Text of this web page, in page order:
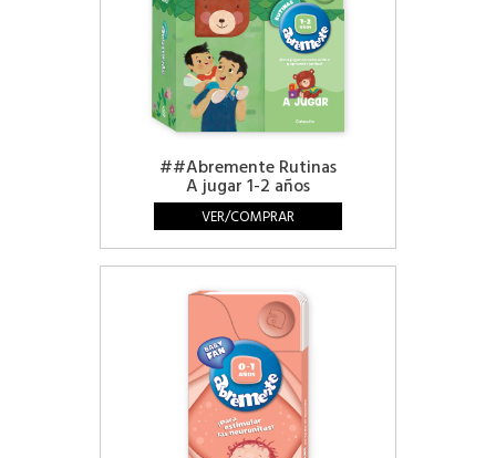
##Abremente Rutinas
A jugar 1-2 años
VER/COMPRAR